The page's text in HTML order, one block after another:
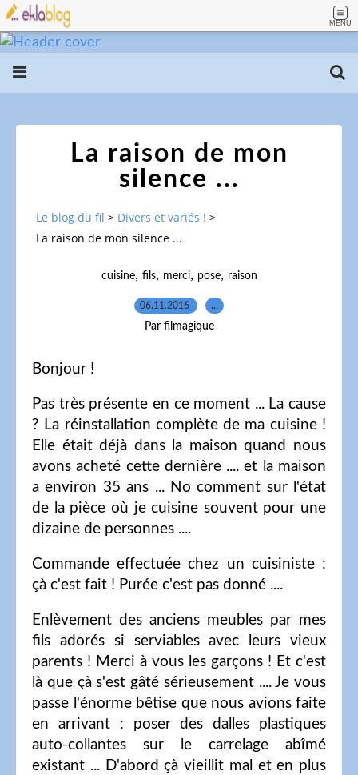
MENU
La raison de mon
silence ...
Le blog du fil > Divers et variés ! >
La raison de mon silence ...
cuisine, fils, merci, pose, raison
06.11.2016 …
Par filmagique
Bonjour !
Pas très présente en ce moment ... La cause
? La réinstallation complète de ma cuisine !
Elle était déjà dans la maison quand nous
avons acheté cette dernière .... et la maison
a environ 35 ans ... No comment sur l'état
de la pièce où je cuisine souvent pour une
dizaine de personnes ....
Commande effectuée chez un cuisiniste :
çà c'est fait ! Purée c'est pas donné ....
Enlèvement des anciens meubles par mes
fils adorés si serviables avec leurs vieux
parents ! Merci à vous les garçons ! Et c'est
là que çà s'est gâté sérieusement .... Je vous
passe l'énorme bêtise que nous avions faite
en arrivant : poser des dalles plastiques
auto-collantes sur le carrelage abîmé
existant ... D'abord çà vieillit mal et en plus